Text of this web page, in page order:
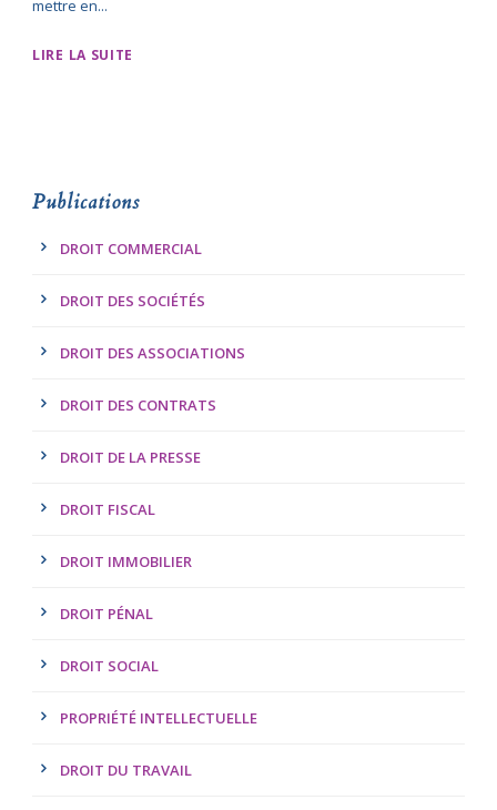
mettre en...
LIRE LA SUITE
Publications
DROIT COMMERCIAL
DROIT DES SOCIÉTÉS
DROIT DES ASSOCIATIONS
DROIT DES CONTRATS
DROIT DE LA PRESSE
DROIT FISCAL
DROIT IMMOBILIER
DROIT PÉNAL
DROIT SOCIAL
PROPRIÉTÉ INTELLECTUELLE
DROIT DU TRAVAIL